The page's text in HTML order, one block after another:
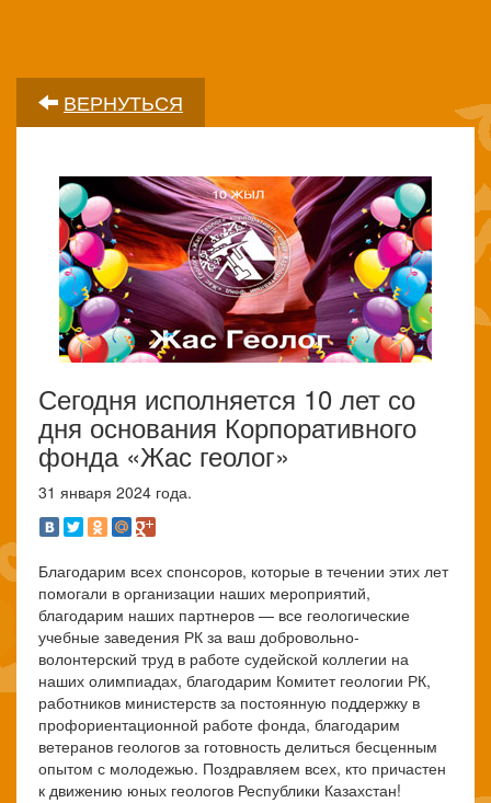
ВЕРНУТЬСЯ
Сегодня исполняется 10 лет со
дня основания Корпоративного
фонда «Жас геолог»
31 января 2024 года.
Благодарим всех спонсоров, которые в течении этих лет
помогали в организации наших мероприятий,
благодарим наших партнеров — все геологические
учебные заведения РК за ваш добровольно-
волонтерский труд в работе судейской коллегии на
наших олимпиадах, благодарим Комитет геологии РК,
работников министерств за постоянную поддержку в
профориентационной работе фонда, благодарим
ветеранов геологов за готовность делиться бесценным
опытом с молодежью. Поздравляем всех, кто причастен
к движению юных геологов Республики Казахстан!